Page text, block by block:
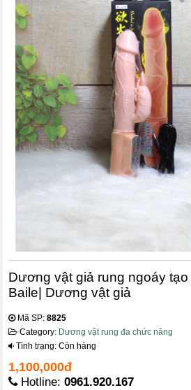
Dương vật giả rung ngoáy
Baile| Dương vật giả
Mã SP:8825
Category: Dương vật rung đa chức năng
Tình trạng: Còn hàng
1,100,000đ
Hotline:0961.920.167